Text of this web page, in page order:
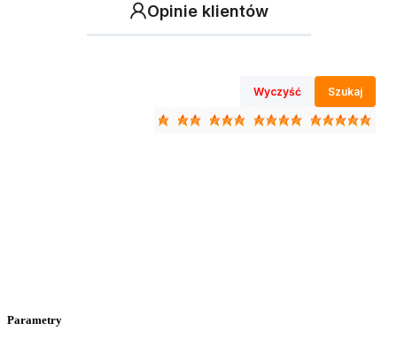
Opinie klientów
Wyczyść Szukaj
Parametry